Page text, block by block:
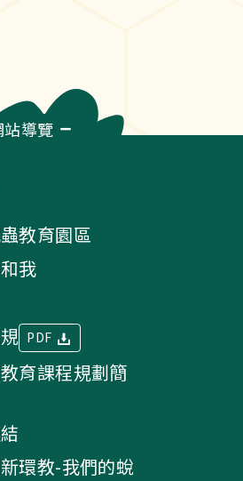
站導覽
教育園區
我
PDF
育課程規劃簡
環教-我們的蛻